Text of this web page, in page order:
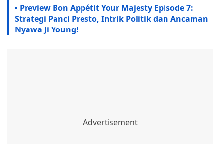
Preview Bon Appétit Your Majesty Episode 7:
Strategi Panci Presto, Intrik Politik dan Ancaman
Nyawa Ji Young!